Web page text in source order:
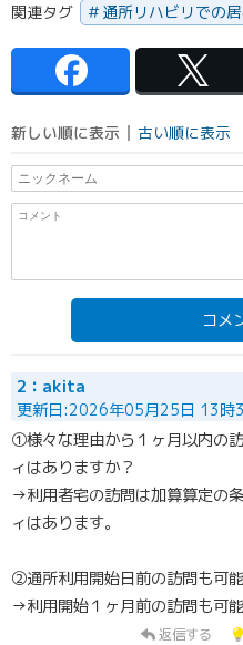
関連タグ 通所リハビリでの
新しい順に表示 古い順に表示
コメ
2：akita
更新日:2026年05月25日 13時
①様々な理由から１ヶ月以内の
ィはありますか？
→利用者宅の訪問は加算算定の
ィはあります。
②通所利用開始日前の訪問も可
→利用開始１ヶ月前の訪問も可
返信する